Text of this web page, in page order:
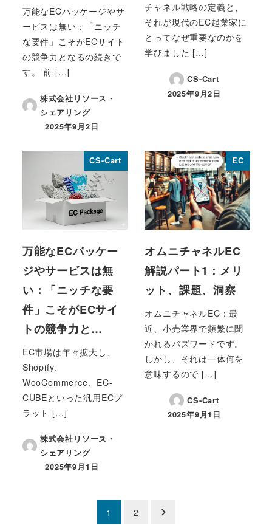
万能なECパッケージやサ
ービスは無い：「ニッチ
な要件」こそがECサイト
の競争力となるの続きで
す。 前 […]
株式会社リソース・
シェアリング
投稿日
2025年9月2日
チャネル戦略の定義と、
それが現代のEC起業家に
とってなぜ重要なのかを
学びました […]
CS-Cart
投稿日
2025年9月2日
CS-Cart
万能なECパッケー
ジやサービスは無
い：「ニッチな要
件」こそがECサイ
トの競争力と…
EC市場は年々拡大し、
Shopify、
WooCommerce、EC-
CUBEといった汎用ECプ
ラット […]
株式会社リソース・
シェアリング
投稿日
2025年9月1日
EC
オムニチャネルEC
解説パート1：メリ
ット、課題、洞察
オムニチャネルEC：最
近、小売業界で頻繁に聞
かれるバズワードです。
しかし、それは一体何を
意味するので […]
CS-Cart
投稿日
2025年9月1日
1 2